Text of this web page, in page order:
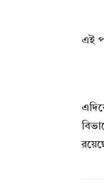
এই